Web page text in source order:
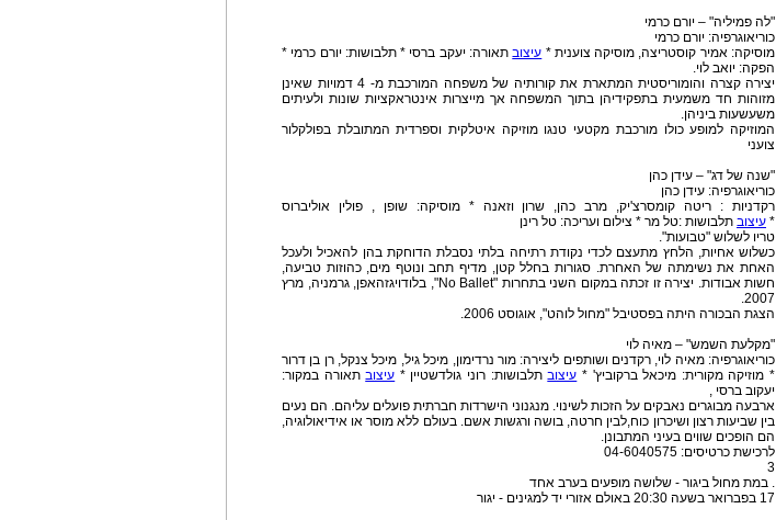
"לה פמיליה" – יורם כרמי
כוריאוגרפיה: יורם כרמי
מוסיקה: אמיר קוסטריצה, מוסיקה צוענית * עיצובתאורה: יעקב ברסי * תלבושות: יורם כרמי *
הפקה: יואב לוי.
יצירה קצרה והומוריסטית המתארת את קורותיה של משפחה המורכבת מ- 4 דמויות שאינן
מזוהות חד משמעית בתפקידיהן בתוך המשפחה אך מייצרות אינטראקציות שונות ולעיתים
משעשעות ביניהן.
המוזיקה למופע כולו מורכבת מקטעי טנגו מוזיקה איטלקית וספרדית המתובלת בפולקלור
צועני
"שנה של דג" – עידן כהן
כוריאוגרפיה: עידן כהן
רקדניות : ריטה קומסרצ'יק, מרב כהן, שרון וזאנה * מוסיקה: שופן , פולין אוליברוס
* עיצוב תלבושות :טל מר * צילום ועריכה: טל רינן
טריו לשלוש "טבועות".
כשלוש אחיות, הלחץ מתעצם לכדי נקודת רתיחה בלתי נסבלת הדוחקת בהן להאכיל ולעכל
האחת את נשימתה של האחרת. סגורות בחלל קטן, מדיף תחב ונוטף מים, כהוזות טביעה,
חשות אבודות. יצירה זו זכתה במקום השני בתחרות "No Ballet", בלודויגזהאפן, גרמניה, מרץ
2007.
הצגת הבכורה היתה בפסטיבל "מחול לוהט", אוגוסט 2006.
"מקלעת השמש" – מאיה לוי
כוריאוגרפיה: מאיה לוי, רקדנים ושותפים ליצירה: מור נרדימון, מיכל גיל, מיכל צנקל, רן בן דרור
* מוזיקה מקורית: מיכאל ברקוביץ' * עיצובתלבושות: רוני גולדשטיין * עיצובתאורה במקור:
יעקוב ברסי ,
ארבעה מבוגרים נאבקים על הזכות לשינוי. מנגנוני הישרדות חברתית פועלים עליהם. הם נעים
בין שביעות רצון ושיכרון כוח,לבין חרטה, בושה ורגשות אשם. בעולם ללא מוסר או אידיאולוגיה,
הם הופכים שווים בעיני המתבונן.
לרכישת כרטיסים: 04-6040575
3
. במת מחול ביגור - שלושה מופעים בערב אחד
17 בפברואר בשעה 20:30 באולם אזורי יד למגינים - יגור